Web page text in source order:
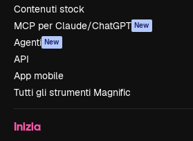
Contenuti stock
MCP per Claude/ChatGPT New
Agenti New
API
App mobile
Tutti gli strumenti Magnific
Inizia